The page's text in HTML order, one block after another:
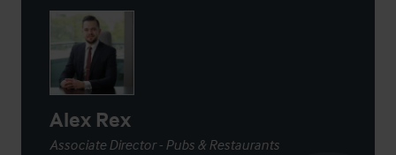
Alex Rex
Associate Director - Pubs & Restaurants